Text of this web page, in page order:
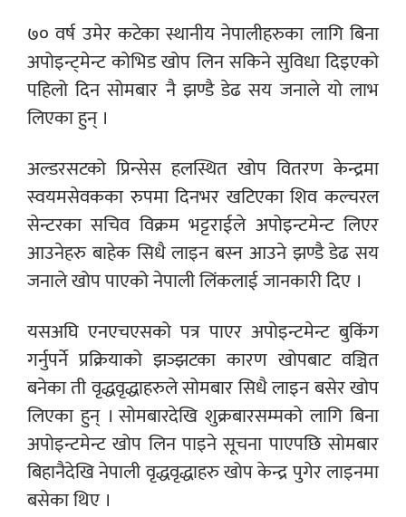
७० वर्ष उमेर कटेका स्थानीय नेपालीहरुका लागि बिना
अपोइन्ट्मेन्ट कोभिड खोप लिन सकिने सुविधा दिइएको
पहिलो दिन सोमबार नै झण्डै डेढ सय जनाले यो लाभ
लिएका हुन् ।
अल्डरसटको प्रिन्सेस हलस्थित खोप वितरण केन्द्रमा
स्वयमसेवकका रुपमा दिनभर खटिएका शिव कल्चरल
सेन्टरका सचिव विक्रम भट्टराईले अपोइन्टमेन्ट लिएर
आउनेहरु बाहेक सिधै लाइन बस्न आउने झण्डै डेढ सय
जनाले खोप पाएको नेपाली लिंकलाई जानकारी दिए ।
यसअघि एनएचएसको पत्र पाएर अपोइन्टमेन्ट बुकिंग
गर्नुपर्ने प्रक्रियाको झञ्झटका कारण खोपबाट वञ्चित
बनेका ती वृद्धवृद्धाहरुले सोमबार सिधै लाइन बसेर खोप
लिएका हुन् । सोमबारदेखि शुक्रबारसम्मको लागि बिना
अपोइन्टमेन्ट खोप लिन पाइने सूचना पाएपछि सोमबार
बिहानैदेखि नेपाली वृद्धवृद्धाहरु खोप केन्द्र पुगेर लाइनमा
बसेका थिए ।